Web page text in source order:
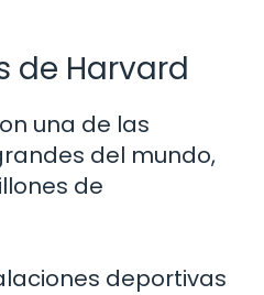
de Harvard
una de las
del mundo,
de
deportivas